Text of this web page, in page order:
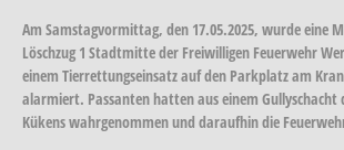
Am Samstagvormittag, den 17.05.2025, wurde eine
Löschzug 1 Stadtmitte der Freiwilligen Feuerwehr
einem Tierrettungseinsatz auf den Parkplatz am
alarmiert. Passanten hatten aus einem Gullyschacht
Kükens wahrgenommen und daraufhin die